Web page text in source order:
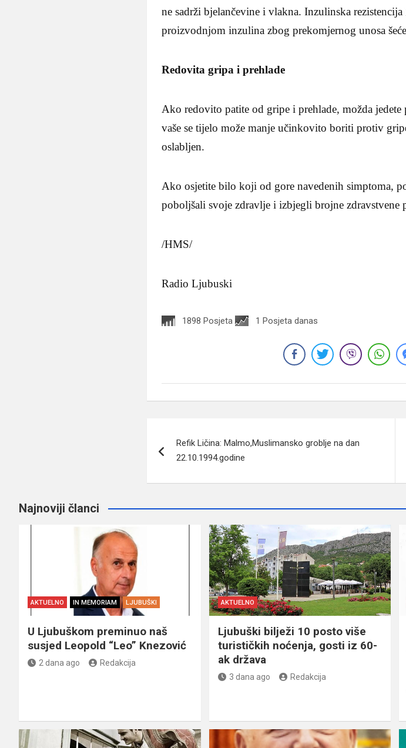
ne sadrži bjelančevine i vlakna. Inzulinska
proizvodnjom inzulina zbog prekomjernog unosa
Redovita gripa i prehlade
Ako redovito patite od gripe i prehlade, možda jedete
vaše se tijelo može manje učinkovito boriti protiv
oslabljen.
Ako osjetite bilo koji od gore navedenih simptoma,
poboljšali svoje zdravlje i izbjegli brojne zdravstvene
/HMS/
Radio Ljubuski
1898 Posjeta 1 Posjeta danas
članaka
Refik Ličina: Malmo,Muslimansko groblje na dan
22.10.1994.godine
Najnoviji članci
AKTUELNO IN MEMORIAM LJUBUŠKI
U Ljubuškom preminuo naš
susjed Leopold “Leo” Knezović
2 dana ago Redakcija
AKTUELNO
Ljubuški bilježi 10 posto više
turističkih noćenja, gosti iz 60-
ak država
3 dana ago Redakcija